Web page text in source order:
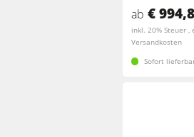
ab €
inkl. 20% Steuer ,
Versandkosten
Sofort